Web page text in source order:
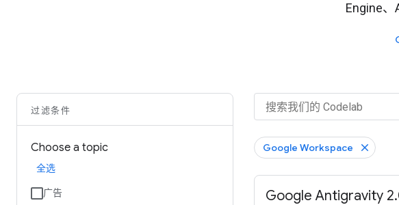
Engine、
过滤条件
Choose a topic
全选
广告
Google Workspace
Google Antigravity